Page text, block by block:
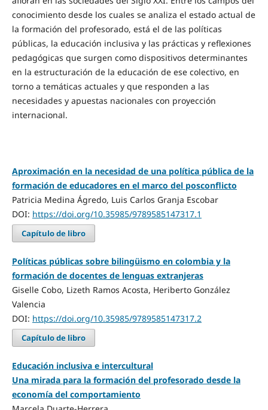
conocimiento desde los cuales se analiza el estado actual de
la formación del profesorado, está el de las políticas
públicas, la educación inclusiva y las prácticas y reflexiones
pedagógicas que surgen como dispositivos determinantes
en la estructuración de la educación de ese colectivo, en
torno a temáticas actuales y que responden a las
necesidades y apuestas nacionales con proyección
internacional.
Aproximación en la necesidad de una política pública de la
formación de educadores en el marco del posconflicto
Patricia Medina Ágredo, Luis Carlos Granja Escobar
DOI: https://doi.org/10.35985/9789585147317.1
Capítulo de libro
Políticas públicas sobre bilingüismo en colombia y la
formación de docentes de lenguas extranjeras
Giselle Cobo, Lizeth Ramos Acosta, Heriberto González
Valencia
DOI: https://doi.org/10.35985/9789585147317.2
Capítulo de libro
Educación inclusiva e intercultural
Una mirada para la formación del profesorado desde la
economía del comportamiento